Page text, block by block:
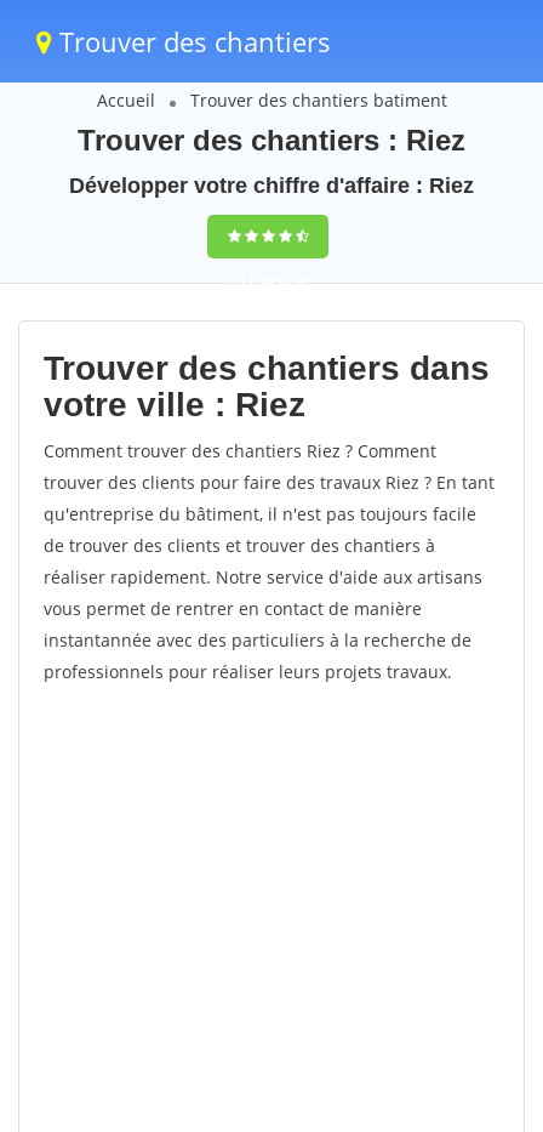
Trouver des chantiers
Accueil Trouver des chantiers batiment
Trouver des chantiers : Riez
Développer votre chiffre d'affaire : Riez
9,5(100%)58
votes
Trouver des chantiers dans
votre ville : Riez
Comment trouver des chantiers Riez ? Comment
trouver des clients pour faire des travaux Riez ? En tant
qu'entreprise du bâtiment, il n'est pas toujours facile
de trouver des clients et trouver des chantiers à
réaliser rapidement. Notre service d'aide aux artisans
vous permet de rentrer en contact de manière
instantannée avec des particuliers à la recherche de
professionnels pour réaliser leurs projets travaux.